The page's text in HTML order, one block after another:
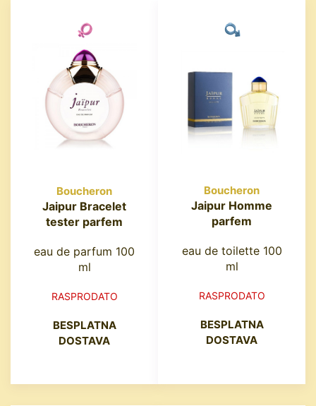
Boucheron
Jaipur Bracelet
tester parfem
eau de parfum 100
ml
RASPRODATO
BESPLATNA
DOSTAVA
Boucheron
Jaipur Homme
parfem
eau de toilette 100
ml
RASPRODATO
BESPLATNA
DOSTAVA